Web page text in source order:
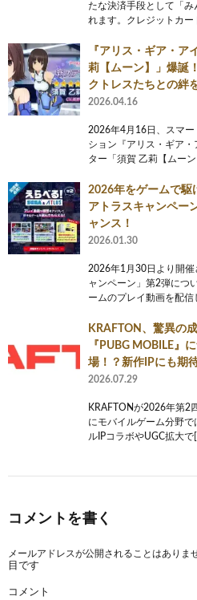
たな決済手段として「み
れます。クレジットカー
『アリス・ギア・ア
莉【ムーン】」爆誕
クトレスたちとの絆
2026.04.16
2026年4月16日、スマー
ション『アリス・ギア
ター「須賀 乙莉【ムー
2026年をゲームで駆
アトラスキャンペー
ャンス！
2026.01.30
2026年1月30日より開催
ャンペーン」第2弾につ
ームのプレイ動画を配
KRAFTON、驚異の
『PUBG MOBILE』
場！？新作IPにも期
2026.07.29
KRAFTONが2026年第2
にモバイルゲーム分野
ルIPコラボやUGC拡大で
コメントを書く
メールアドレスが公開されることはありま
目です
コメント